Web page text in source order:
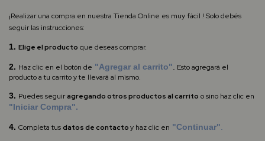
¡Realizar una compra en nuestra Tienda Online es muy fácil ! Solo debés
seguir las instrucciones:
1. Elige el producto que deseas comprar.
2. Haz clic en el botón de "Agregar al carrito" Esto agregará el
producto a tu carrito y te llevará al mismo.
3. Puedes seguiragregando otros productos al carrito o sino haz clic en
"Iniciar Compra".
4. Completatusdatos de contactoy haz clic en "Continuar"